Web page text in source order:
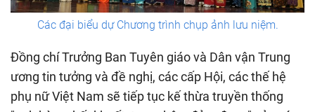
Các đại biểu dự Chương trình chụp ảnh lưu niệm.
Đồng chí Trưởng Ban Tuyên giáo và Dân vận Trung
ương tin tưởng và đề nghị, các cấp Hội, các thế hệ
phụ nữ Việt Nam sẽ tiếp tục kế thừa truyền thống